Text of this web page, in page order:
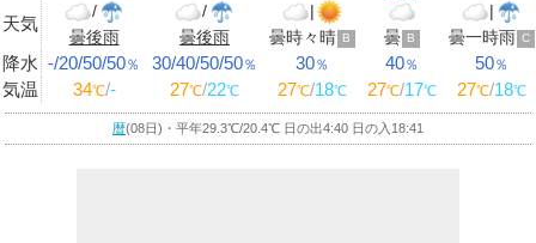
天気
/
曇後雨
/
曇後雨
|
曇時々晴 B 曇 B
|
曇一時雨 C
降水 -/20/50/50％ 30/40/50/50％ 30％ 40％ 50％
気温 34℃/- 27℃/22℃ 27℃/18℃ 27℃/17℃ 27℃/18℃
暦(08日)・平年29.3℃/20.4℃ 日の出4:40 日の入18:41